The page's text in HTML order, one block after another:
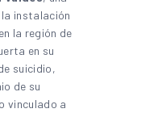
instalación
la región de
en su
suicidio,
de su
vinculado a